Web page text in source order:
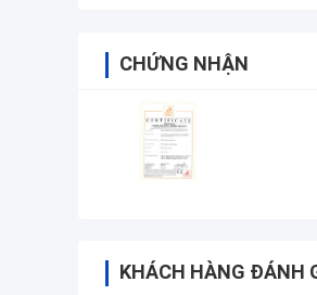
CHỨNG NHẬN
KHÁCH HÀNG ĐÁNH